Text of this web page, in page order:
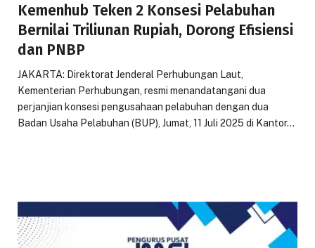
Kemenhub Teken 2 Konsesi Pelabuhan
Bernilai Triliunan Rupiah, Dorong Efisiensi
dan PNBP
JAKARTA: Direktorat Jenderal Perhubungan Laut,
Kementerian Perhubungan, resmi menandatangani dua
perjanjian konsesi pengusahaan pelabuhan dengan dua
Badan Usaha Pelabuhan (BUP), Jumat, 11 Juli 2025 di Kantor…